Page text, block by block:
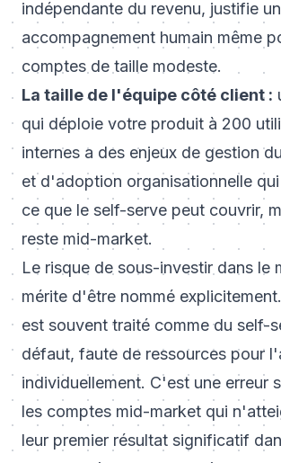
indépendante du revenu, justifie un
accompagnement humain même
comptes de taille modeste.
La taille de l'équipe côté client :
qui déploie votre produit à 200
internes a des enjeux de gestion
et d'adoption organisationnelle
ce que le self-serve peut couvrir,
reste mid-market.
Le risque de sous-investir dans le
mérite d'être nommé
est souvent traité comme du self-
défaut, faute de ressources pour
individuellement. C'est une erreur
les comptes mid-market qui
leur premier résultat significatif